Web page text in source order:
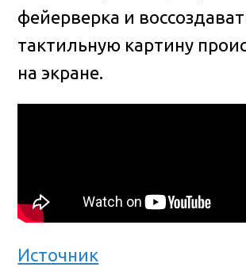
фейерверка и
тактильную картину
на экране.
Источник